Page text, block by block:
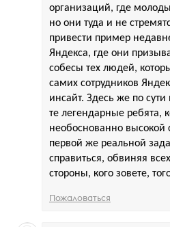
организаций, где
но они туда и не
привести пример
Яндекса, где они
собесы тех людей,
самих сотрудников
инсайт. Здесь же по
те легендарные ребята,
необоснованно высокой
первой же реальной
справиться, обвиняя
стороны, кого зовете,
Пожаловаться